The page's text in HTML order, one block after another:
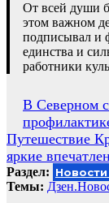
От всей души
этом важном
подписывал и
единства и
работники
Навигация
по
записям
В Северном
Путешествие
яркие
Раздел:
Темы: